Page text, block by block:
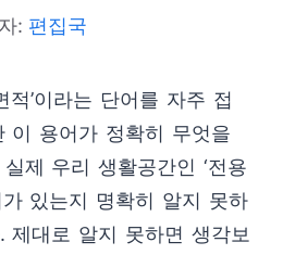
: 편집국
적’이라는 단어를 자주 접
이 용어가 정확히 무엇을
제 우리 생활공간인 ‘전용
가 있는지 명확히 알지 못하
제대로 알지 못하면 생각보